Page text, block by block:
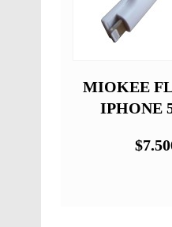
MIOKEE
IPHONE